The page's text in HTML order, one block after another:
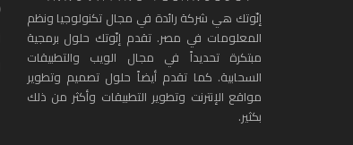
إنّوتك هي شركة رائدة في مجال تكنولوجيا ونظم
المعلومات في مصر. تقدم إنّوتك حلول برمجية
مبتكرة تحديداً في مجال الويب والتطبيقات
السحابية. كما تقدم أيضاً حلول تصميم وتطوير
مواقع الإنترنت وتطوير التطبيقات وأكثر من ذلك
بكثير.